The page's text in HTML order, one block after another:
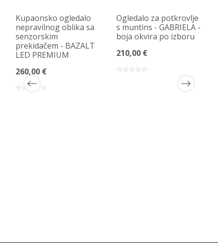
Kupaonsko ogledalo
nepravilnog oblika sa
senzorskim
prekidačem - BAZALT
LED PREMIUM
260,00 €
Ogledalo za potkrovlje
s muntins - GABRIELA -
boja okvira po izboru
210,00 €